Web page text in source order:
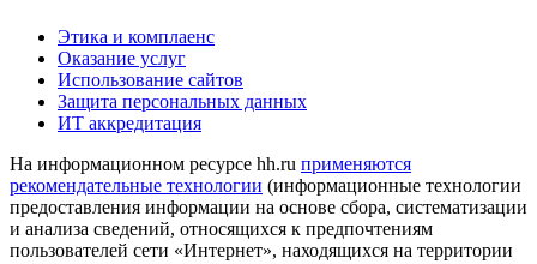
Этика и комплаенс
Оказание услуг
Использование сайтов
Защита персональных данных
ИТ аккредитация
На информационном ресурсе hh.ru применяются
рекомендательные технологии (информационные технологии
предоставления информации на основе сбора, систематизации
и анализа сведений, относящихся к предпочтениям
пользователей сети «Интернет», находящихся на территории